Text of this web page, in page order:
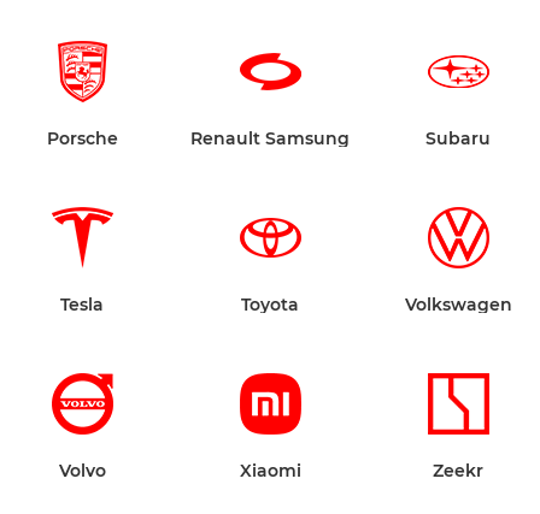
Porsche Renault Samsung Subaru
Tesla Toyota Volkswagen
Volvo Xiaomi Zeekr